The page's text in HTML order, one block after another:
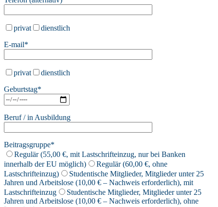
privat
dienstlich
E-mail*
privat
dienstlich
Bitte lasse dieses Feld leer.
Geburtstag*
Beruf / in Ausbildung
Beitragsgruppe*
Regulär (55,00 €, mit Lastschrifteinzug, nur bei Banken
innerhalb der EU möglich)
Regulär (60,00 €, ohne
Lastschrifteinzug)
Studentische Mitglieder, Mitglieder unter 25
Jahren und Arbeitslose (10,00 € – Nachweis erforderlich), mit
Lastschrifteinzug
Studentische Mitglieder, Mitglieder unter 25
Jahren und Arbeitslose (10,00 € – Nachweis erforderlich), ohne